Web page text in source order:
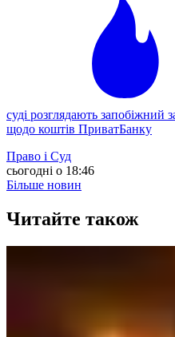
суді розглядають запобіжний
щодо коштів ПриватБанку
Право і Суд
сьогодні о 18:46
Більше новин
Читайте також